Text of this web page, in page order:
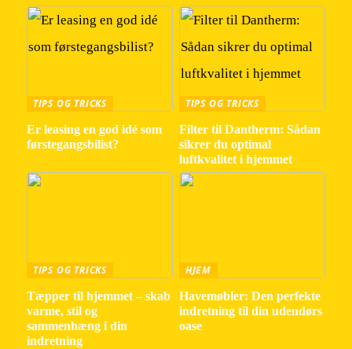
TIPS OG TRICKS
Er leasing en god idé som
førstegangsbilist?
TIPS OG TRICKS
Filter til Dantherm: Sådan
sikrer du optimal
luftkvalitet i hjemmet
TIPS OG TRICKS
Tæpper til hjemmet – skab
varme, stil og
sammenhæng i din
indretning
HJEM
Havemøbler: Den perfekte
indretning til din udendørs
oase